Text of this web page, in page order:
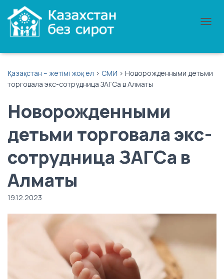
Л
Н
Қазақстан – жетімі жоқ ел > СМИ > Новорожденными детьми
торговала экс-сотрудница ЗАГСа в Алматы
Новорожденными
детьми торговала экс-
сотрудница ЗАГСа в
Алматы
19.12.2023